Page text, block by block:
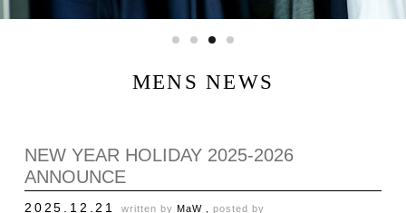
MENS NEWS
NEW YEAR HOLIDAY 2025-2026
ANNOUNCE
2025.12.21 written by MaW , posted by